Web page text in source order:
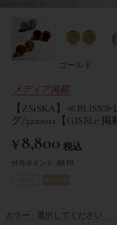
ゴールド
メディア掲載
【ZSiSKA】
グ/3220011【GISELe 掲
¥8,800 税込
付与ポイント: 88 Pt.
カラー 選択してください